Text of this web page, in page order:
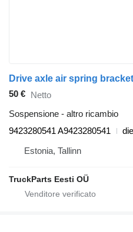
50 € Netto
Sospensione - altro ricambio
9423280541 A9423280541
Estonia, Tallinn
TruckParts Eesti OÜ